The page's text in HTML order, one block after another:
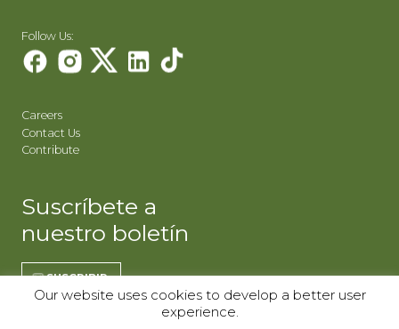
Follow Us:
Careers
Contact Us
Contribute
Suscríbete a
nuestro boletín
SUSCRIBIR
Our website uses cookies to develop a better user
experience.